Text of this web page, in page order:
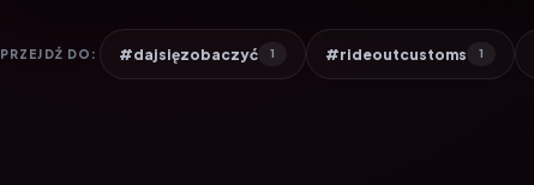
PRZEJDŹ DO: #dajsięzobaczyć 1 #rideoutcustoms 1